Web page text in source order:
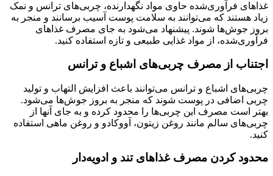
غذاهای فرآوری‌شده حاوی مواد نگهدارنده، چربی‌های ترانس و نمک
زیاد هستند که می‌توانند به سلامت پوست آسیب برسانند و منجر به
بروز جوش‌ها شوند. پیشنهاد می‌شود به جای مصرف غذاهای
فرآوری‌شده، از مواد غذایی طبیعی و تازه استفاده کنید.
اجتناب از مصرف چربی‌های اشباع و ترانس
چربی‌های اشباع و ترانس می‌توانند باعث افزایش التهاب و تولید
چربی اضافی در پوست شوند که منجر به بروز جوش‌ها می‌شود.
بهتر است مصرف این چربی‌ها را محدود کرده و به جای آنها از
چربی‌های سالم مانند روغن زیتون، آووکادو و روغن ماهی استفاده
کنید.
محدود کردن مصرف غذاهای تند و ادویه‌دار